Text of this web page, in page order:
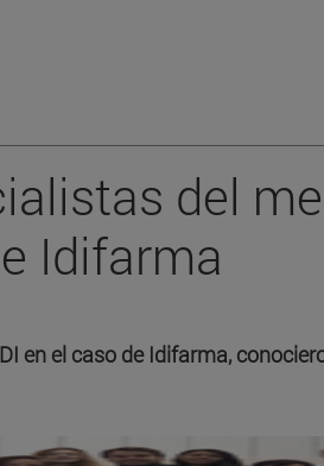
del
Idifarma
en el caso de Idifarma,